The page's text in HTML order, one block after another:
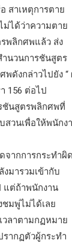
สาเหตุการตาย
ได้ว่าความตาย
พลิกศพแล้ว ส่ง
ำนวนการชันสูตร
ดังกล่าวไปยัง “
156 ต่อไป
ชันสูตรพลิกศพที่
สวนเพื่อให้พนักง
จากการกระทำผิ
มารวมเข้ากับ
แต่ถ้าพนักงาน
มพู่ไม่ได้เลย
วลาตามกฏหมาย
ากฏตัวผู้กระทำ